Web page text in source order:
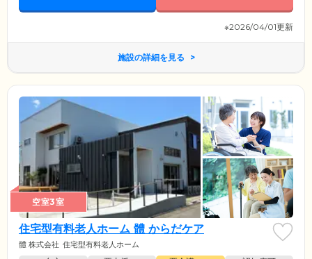
※2026/04/01更新
施設の詳細を見る
空室3室
住宅型有料老人ホーム 體 からだケア
體 株式会社 住宅型有料老人ホーム